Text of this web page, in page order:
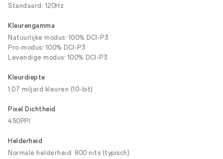
Standaard: 120Hz
Kleurengamma
Natuurlijke modus: 100% DCI-P3
Pro-modus: 100% DCI-P3
Levendige modus: 100% DCI-P3
Kleurdiepte
1,07 miljard kleuren (10-bit)
Pixel Dichtheid
450PPI
Helderheid
Normale helderheid: 800 nits (typisch)